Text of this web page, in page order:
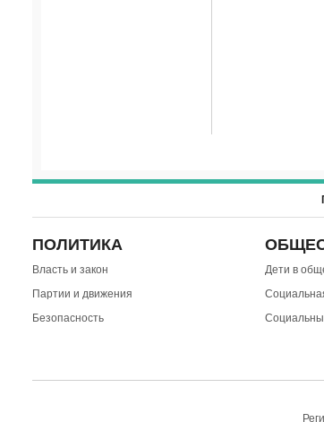
ПОЛИТИКА
Власть и закон
Партии и движения
Безопасность
Дети в